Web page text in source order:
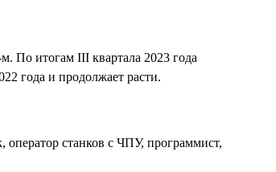
По итогам III квартала 2023 года
года и продолжает расти.
станков с ЧПУ, программист,